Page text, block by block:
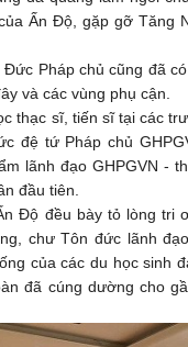
Ấn Độ, gặp gỡ Tăng
Pháp chủ cũng đã
và các vùng phụ cận.
thạc sĩ, tiến sĩ tại các
đệ tứ Pháp chủ
lãnh đạo GHPGVN -
đầu tiên.
Độ đều bày tỏ lòng tri
chư Tôn đức lãnh
của các du học sinh
đã cúng dường cho